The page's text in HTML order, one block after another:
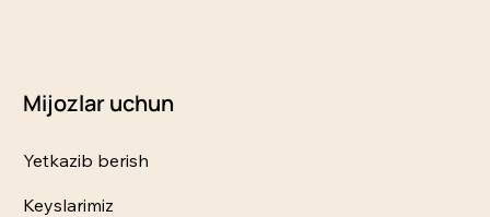
Mijozlar uchun
Yetkazib berish
Keyslarimiz